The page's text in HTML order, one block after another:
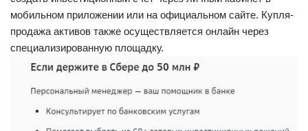
мобильном приложении или на официальном сайте. Купля-
продажа активов также осуществляется онлайн через
специализированную площадку.